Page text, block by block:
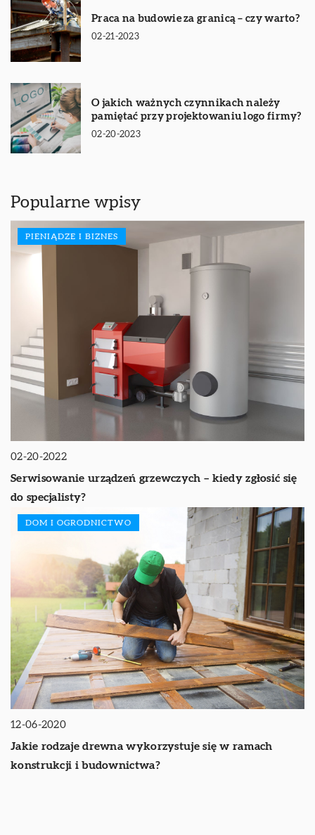
Praca na budowie za granicą – czy warto?
02-21-2023
O jakich ważnych czynnikach należy
pamiętać przy projektowaniu logo firmy?
02-20-2023
Popularne wpisy
PIENIĄDZE I BIZNES
02-20-2022
Serwisowanie urządzeń grzewczych – kiedy zgłosić się
do specjalisty?
DOM I OGRODNICTWO
12-06-2020
Jakie rodzaje drewna wykorzystuje się w ramach
konstrukcji i budownictwa?